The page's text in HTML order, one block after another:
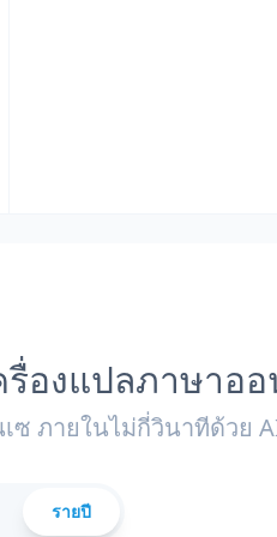
รื่องแปลภาษาอ
ซ ภายในไม่กี่วินาทีด้วย
รายปี